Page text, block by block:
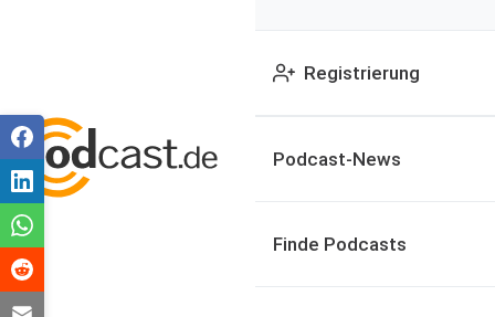
Registrierung
Podcast-News
Finde Podcasts